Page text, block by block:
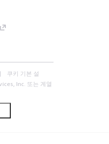
쿠키 기본 설
Inc. 또는 계열